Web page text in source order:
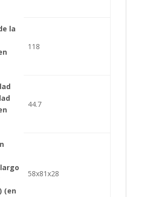
la
118
44.7
(en
58x81x28